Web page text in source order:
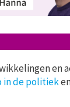
en
in de politiek